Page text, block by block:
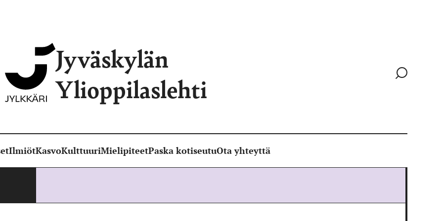
Jyväskylän
Ylioppilaslehti
Siirry
IlmiötKasvoKulttuuriMielipiteetPaska kotiseutuOta yhteyttä